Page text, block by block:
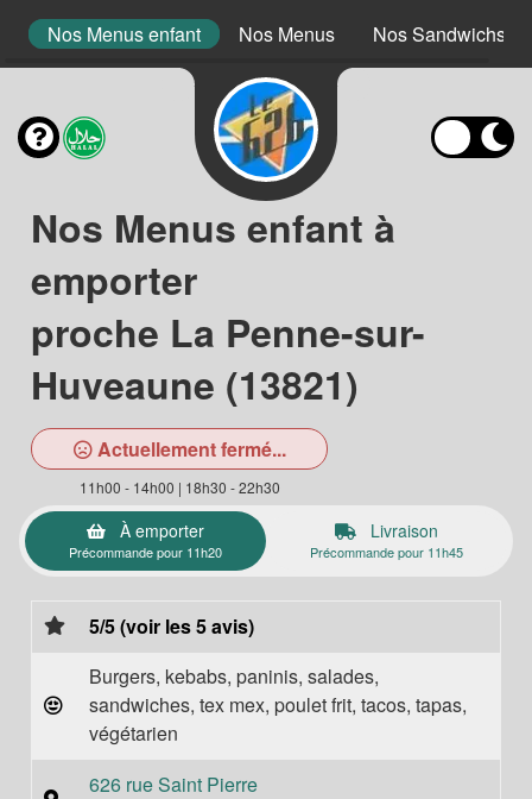
Nos Menus enfant Nos Menus Nos Sandwichs
Nos Menus enfant à
emporter
proche La Penne-sur-
Huveaune (13821)
Actuellement fermé...
11h00 - 14h00 | 18h30 - 22h30
À emporter
Précommande pour 11h20
Livraison
Précommande pour 11h45
5/5 (voir les 5 avis)
Burgers, kebabs, paninis, salades,
sandwiches, tex mex, poulet frit, tacos, tapas,
végétarien
626 rue Saint Pierre